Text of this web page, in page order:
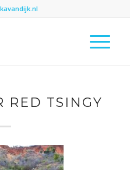
RED TSINGY